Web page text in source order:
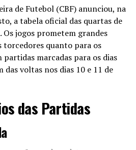
ressaltar que
não tem
com a CBF
e que o
entidade,
informou a
de Futebol (CBF) anunciou, na
a tabela oficial das quartas de
Os jogos prometem grandes
torcedores quanto para os
partidas marcadas para os dias
das voltas nos dias 10 e 11 de
das Partidas